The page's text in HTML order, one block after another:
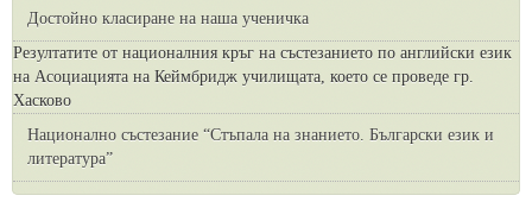
Достойно класиране на наша ученичка
Резултатите от националния кръг на състезанието по английски език
на Асоциацията на Кеймбридж училищата, което се проведе гр.
Хасково
Национално състезание “Стъпала на знанието. Български език и
литература”